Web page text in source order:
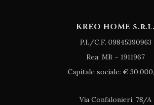
KREO HOME s.r.l.
P.I./C.F. 09845390963
Rea: MB – 1911967
Capitale sociale: €
Via Confalonieri, 78/A